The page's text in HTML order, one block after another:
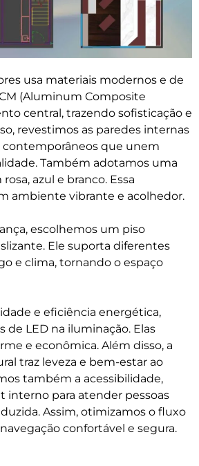
usa materiais modernos e de
(Aluminum Composite
central, trazendo sofisticação e
revestimos as paredes internas
que unem
Também adotamos uma
azul e branco. Essa
ambiente vibrante e acolhedor.
escolhemos um piso
Ele suporta diferentes
e clima, tornando o espaço
e eficiência energética,
de LED na iluminação. Elas
e econômica. Além disso, a
traz leveza e bem-estar ao
também a acessibilidade,
interno para atender pessoas
Assim, otimizamos o fluxo
confortável e segura.